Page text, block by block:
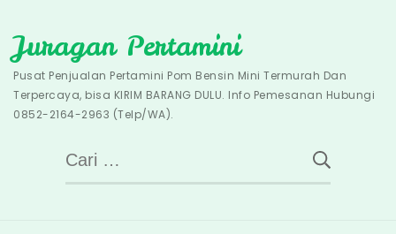
to
content
Juragan Pertamini
Pusat Penjualan Pertamini Pom Bensin Mini Termurah Dan
Terpercaya, bisa KIRIM BARANG DULU. Info Pemesanan Hubungi
0852-2164-2963 (Telp/WA).
Cari
untuk: